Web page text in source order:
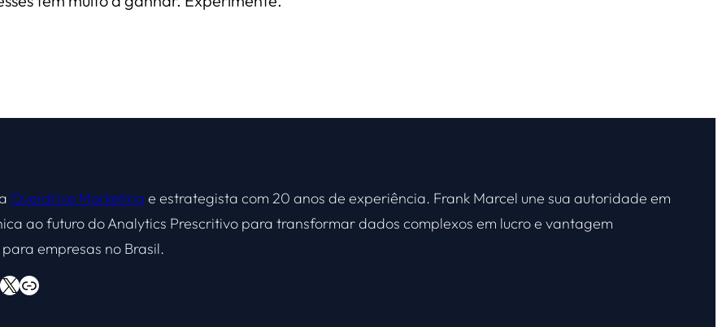
Overdrive Marketing e estrategista com 20 anos de experiência. Frank Marcel une sua autoridade em
ao futuro do Analytics Prescritivo para transformar dados complexos em lucro e vantagem
empresas no Brasil.
X Overdrive Marketing